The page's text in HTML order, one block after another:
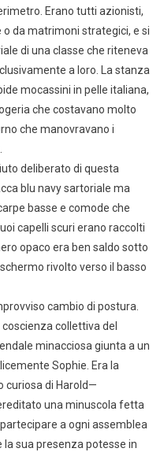
Erano tutti azionisti,
o da matrimoni strategici, e si
di una classe che riteneva
a loro. La stanza
mocassini in pelle italiana,
che costavano molto
che manovravano i
deliberato di questa
blu navy sartoriale ma
basse e comode che
capelli scuri erano raccolti
opaco era ben saldo sotto
rivolto verso il basso
cambio di postura.
collettiva del
minacciosa giunta a un
Sophie. Era la
curiosa di Harold—
una minuscola fetta
a ogni assemblea
sua presenza potesse in